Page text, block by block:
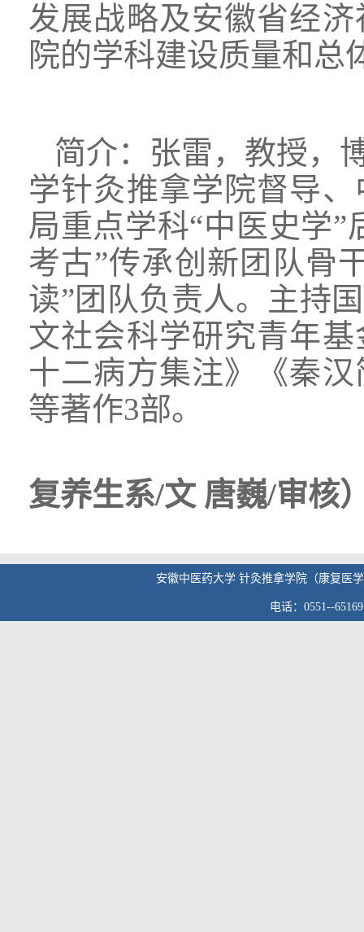
发展战略及安徽省经
院的学科建设质量和总
简介：张雷，教授，
学针灸推拿学院督导
局重点学科“中医史学
考古”传承创新团队骨
读”团队负责人。主持
文社会科学研究青年
十二病方集注》《秦
等著作3部。
复养生系/文 唐巍/审核
安徽中医药大学 针灸推拿学院（康复医
电话：0551--